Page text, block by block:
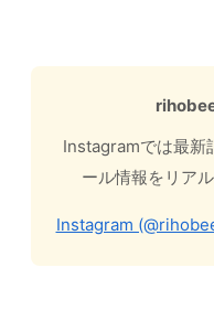
Instagramでは最新
ール情報をリア
Instagram